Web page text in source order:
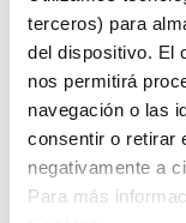
terceros) para
del dispositivo. El
nos permitirá
navegación o las
consentir o retirar
negativamente a
Para más
Click&Collect -
en nuestras